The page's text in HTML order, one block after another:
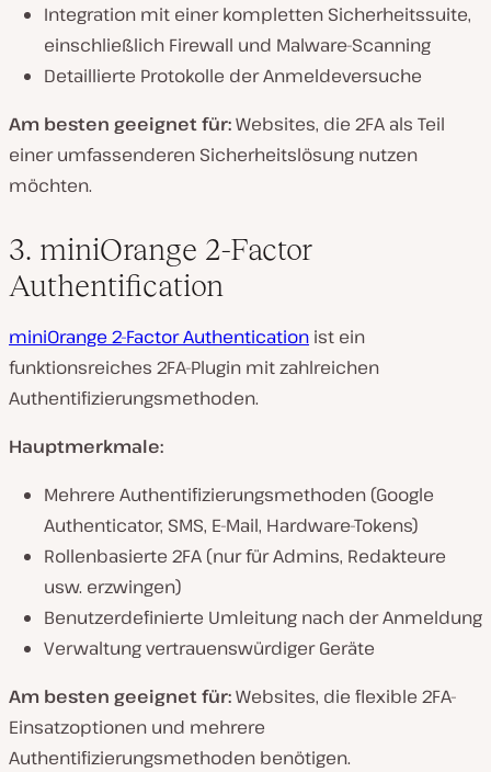
Integration mit einer kompletten Sicherheitssuite,
einschließlich Firewall und Malware-Scanning
Detaillierte Protokolle der Anmeldeversuche
Am besten geeignet für:Websites, die 2FA als Teil
einer umfassenderen Sicherheitslösung nutzen
möchten.
3. miniOrange 2-Factor
Authentification
miniOrange 2-Factor Authentication ist ein
funktionsreiches 2FA-Plugin mit zahlreichen
Authentifizierungsmethoden.
Hauptmerkmale:
Mehrere Authentifizierungsmethoden (Google
Authenticator, SMS, E-Mail, Hardware-Tokens)
Rollenbasierte 2FA (nur für Admins, Redakteure
usw. erzwingen)
Benutzerdefinierte Umleitung nach der Anmeldung
Verwaltung vertrauenswürdiger Geräte
Am besten geeignet für:Websites, die flexible 2FA-
Einsatzoptionen und mehrere
Authentifizierungsmethoden benötigen.